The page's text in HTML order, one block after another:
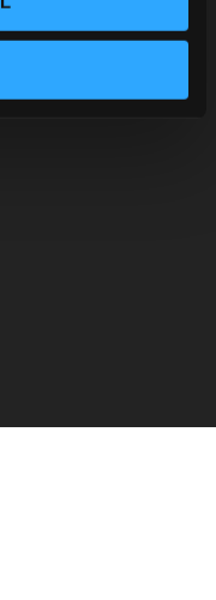
&
kundtjänst och
för ditt behov utan